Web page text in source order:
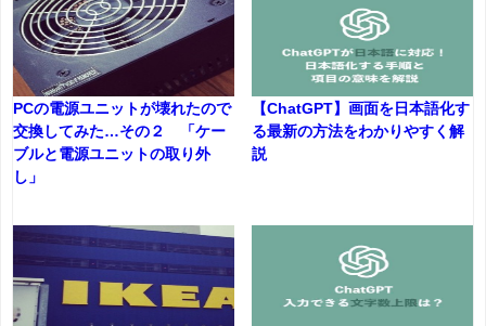
PCの電源ユニットが壊れたので
交換してみた…その２ 「ケー
ブルと電源ユニットの取り外
し」
【ChatGPT】画面を日本語化す
る最新の方法をわかりやすく解
説